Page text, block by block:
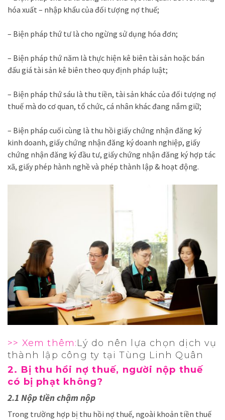
hóa xuất – nhập khẩu của đối tượng nợ thuế;
– Biện pháp thứ tư là cho ngừng sử dụng hóa đơn;
– Biện pháp thứ năm là thực hiện kê biên tài sản hoặc bán
đấu giá tài sản kê biên theo quy định pháp luật;
– Biện pháp thứ sáu là thu tiền, tài sản khác của đối tượng nợ
thuế mà do cơ quan, tổ chức, cá nhân khác đang nắm giữ;
– Biện pháp cuối cùng là thu hồi giấy chứng nhận đăng ký
kinh doanh, giấy chứng nhận đăng ký doanh nghiệp, giấy
chứng nhận đăng ký đầu tư, giấy chứng nhận đăng ký hợp tác
xã, giấy phép hành nghề và phép thành lập & hoạt động.
>> Xem thêm:Lý do nên lựa chọn dịch vụ
thành lập công ty tại Tùng Linh Quân
2. Bị thu hồi nợ thuế, người nộp thuế
có bị phạt không?
2.1 Nộp tiền chậm nộp
Trong trường hợp bị thu hồi nợ thuế, ngoài khoản tiền thuế